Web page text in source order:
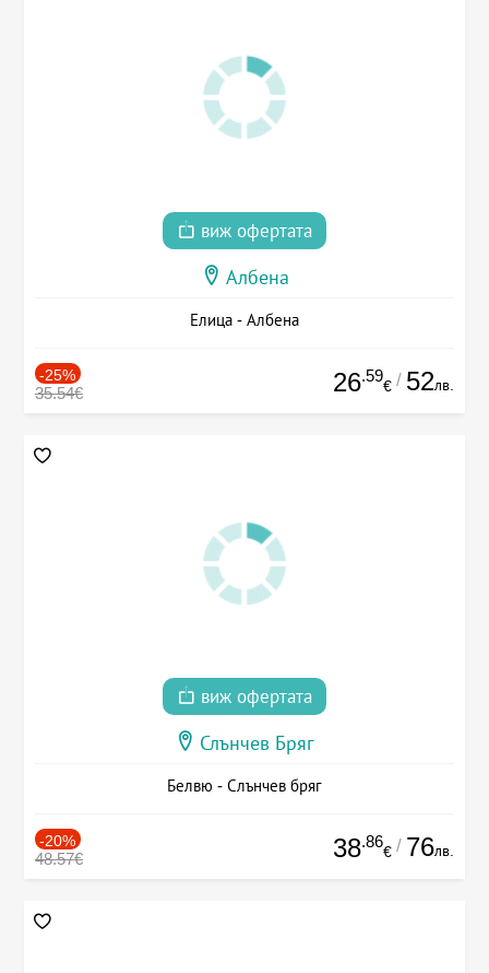
виж офертата
Албена
Елица - Албена
-25%
35.54€ 26.59
€ / 52лв.
виж офертата
Слънчев Бряг
Белвю - Слънчев бряг
-20%
48.57€ 38.86
€ / 76лв.